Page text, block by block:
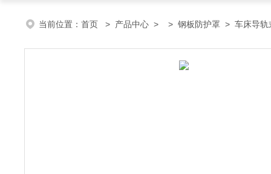
当前位置： 首页 > 产品中心 > > 钢板防护罩 > 车床导轨